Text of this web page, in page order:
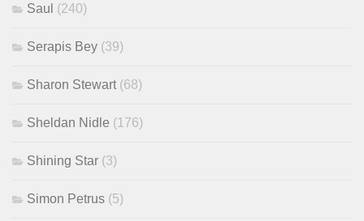
Saul (240)
Serapis Bey (39)
Sharon Stewart (68)
Sheldan Nidle (176)
Shining Star (3)
Simon Petrus (5)